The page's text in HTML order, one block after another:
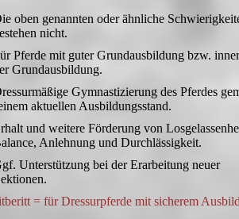
oben genannten oder ähnliche
nicht.
Pferde mit guter Grundausbildung bzw.
Grundausbildung.
Gymnastizierung des Pferdes
aktuellen Ausbildungsstand.
und weitere Förderung von
Anlehnung und Durchlässigkeit.
Unterstützung bei der Erarbeitung neuer
= für Dressurpferde mit sicherem